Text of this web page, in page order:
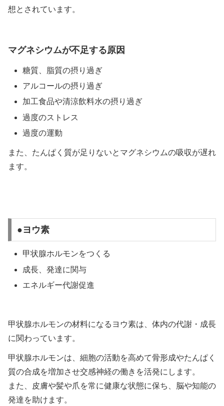
想とされています。
マグネシウムが不足する原因
糖質、脂質の摂り過ぎ
アルコールの摂り過ぎ
加工食品や清涼飲料水の摂り過ぎ
過度のストレス
過度の運動
また、たんぱく質が足りないとマグネシウムの吸収が遅れ
ます。
●ヨウ素
甲状腺ホルモンをつくる
成長、発達に関与
エネルギー代謝促進
甲状腺ホルモンの材料になるヨウ素は、体内の代謝・成長
に関わっています。
甲状腺ホルモンは、細胞の活動を高めて骨形成やたんぱく
質の合成を増加させ交感神経の働きを活発にします。
また、皮膚や髪や爪を常に健康な状態に保ち、脳や知能の
発達を助けます。